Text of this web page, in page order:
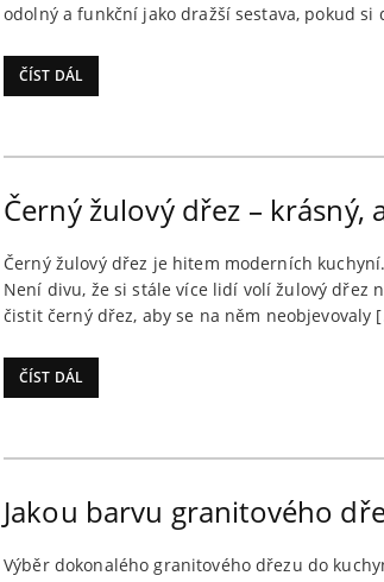
odolný a funkční jako dražší sestava, pokud
ČÍST DÁL
Černý žulový dřez – krásný,
Černý žulový dřez je hitem moderních
Není divu, že si stále více lidí volí žulový dřez
čistit černý dřez, aby se na něm neobjevovaly
ČÍST DÁL
Jakou barvu granitového
Výběr dokonalého granitového dřezu do